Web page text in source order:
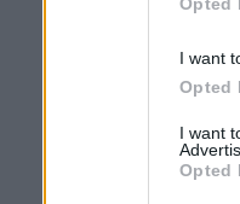
I want
Opted
I want
Opted